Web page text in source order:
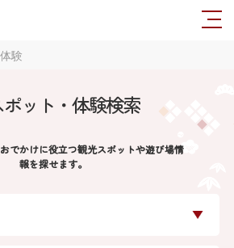
験
ポット・体験検索
でかけに役立つ観光スポットや遊び場情
報を探せます。